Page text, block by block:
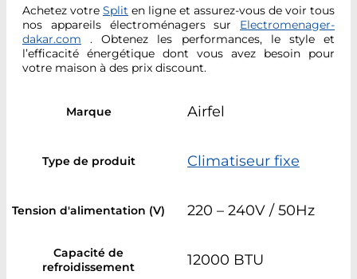
Achetez votre Split en ligne et assurez-vous de voir tous
nos appareils électroménagers sur Electromenager-
dakar.com . Obtenez les performances, le style et
l’efficacité énergétique dont vous avez besoin pour
votre maison à des prix discount.
Marque Airfel
Type de produit Climatiseur fixe
Tension d'alimentation (V) 220 – 240V / 50Hz
Capacité de
refroidissement
12000 BTU